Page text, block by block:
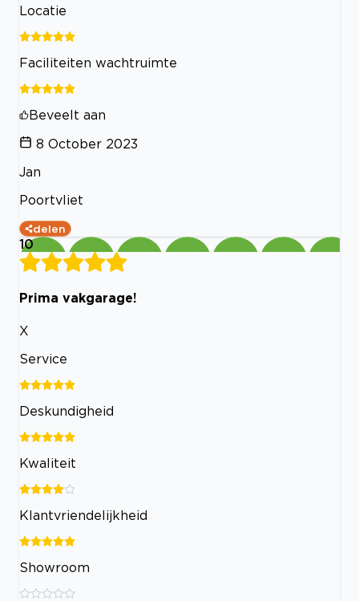
Locatie
Faciliteiten wachtruimte
Beveelt aan
8 October 2023
Jan
Poortvliet
delen
10
Prima vakgarage!
X
Service
Deskundigheid
Kwaliteit
Klantvriendelijkheid
Showroom